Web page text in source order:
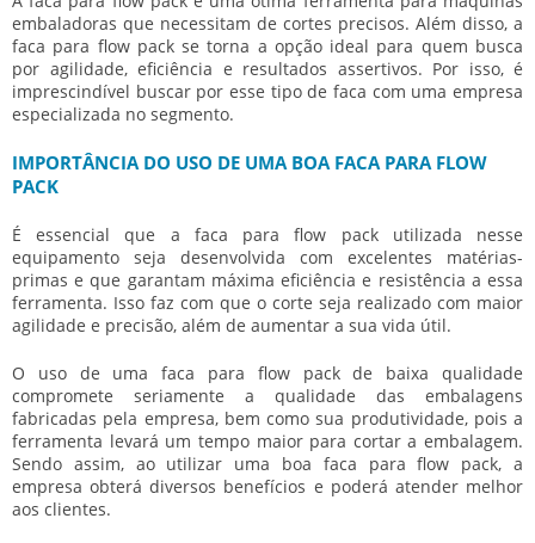
embaladoras que necessitam de cortes precisos. Além disso, a
faca para flow packse torna a opção ideal para quem busca
por agilidade, eficiência e resultados assertivos. Por isso, é
imprescindível buscar por esse tipo de faca com uma empresa
especializada no segmento.
IMPORTÂNCIA DO USO DE UMA BOA FACA PARA FLOW
PACK
É essencial que a faca para flow packutilizada nesse
equipamento seja desenvolvida com excelentes matérias-
primas e que garantam máxima eficiência e resistência a essa
ferramenta. Isso faz com que o corte seja realizado com maior
agilidade e precisão, além de aumentar a sua vida útil.
O uso de umafaca para flow packde baixa qualidade
compromete seriamente a qualidade das embalagens
fabricadas pela empresa, bem como sua produtividade, pois a
ferramenta levará um tempo maior para cortar a embalagem.
Sendo assim, ao utilizar uma boa faca para flow pack, a
empresa obterá diversos benefícios e poderá atender melhor
aos clientes.